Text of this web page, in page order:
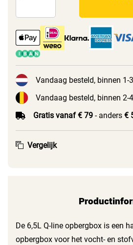
Vandaag besteld, binnen 1-
Vandaag besteld, binnen 2-
Gratis vanaf € 79 - anders €
Vergelijk
De 6,5L Q-line opbergbox is een
opbergbox voor het vocht- en